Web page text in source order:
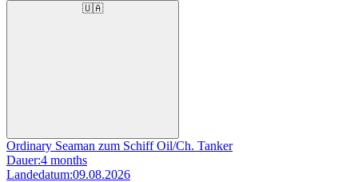
🇺🇦
Ordinary Seaman zum Schiff Oil/Ch. Tanker
Dauer:4 months
Landedatum:09.08.2026